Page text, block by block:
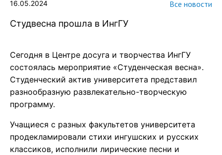
16.05.2024 Все новости
Студвесна прошла в ИнгГУ
Сегодня в Центре досуга и творчества ИнгГУ
состоялась мероприятие «Студенческая весна».
Студенческий актив университета представил
разнообразную развлекательно-творческую
программу.
Учащиеся с разных факультетов университета
продекламировали стихи ингушских и русских
классиков, исполнили лирические песни и